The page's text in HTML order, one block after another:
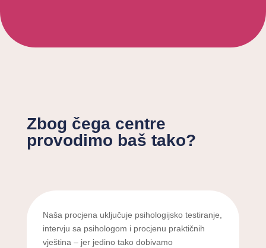
Zbog čega centre
provodimo baš tako?
Naša procjena uključuje psihologijsko testiranje,
intervju sa psihologom i procjenu praktičnih
vještina – jer jedino tako dobivamo